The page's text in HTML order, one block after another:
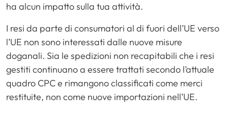
ha alcun impatto sulla tua attività.
I resi da parte di consumatori al di fuori dell’UE verso
l’UE non sono interessati dalle nuove misure
doganali. Sia le spedizioni non recapitabili che i resi
gestiti continuano a essere trattati secondo l’attuale
quadro CPC e rimangono classificati come merci
restituite, non come nuove importazioni nell’UE.